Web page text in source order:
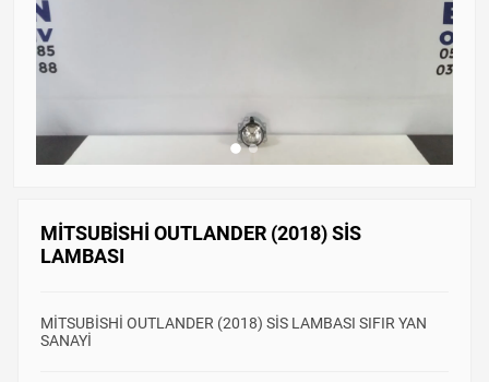
MİTSUBİSHİ OUTLANDER (2018) SİS
LAMBASI
MİTSUBİSHİ OUTLANDER (2018) SİS LAMBASI SIFIR YAN
SANAYİ